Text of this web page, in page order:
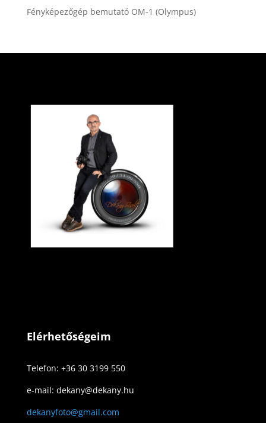
Fényképezőgép bemutató OM-1 (Olympus)
Elérhetőségeim
Telefon: +36 30 3199 550
e-mail: dekany@dekany.hu
dekanyfoto@gmail.com